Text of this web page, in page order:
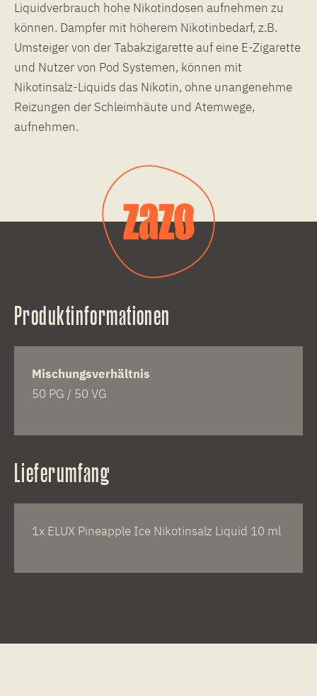
Liquidverbrauch hohe Nikotindosen aufnehmen zu
können. Dampfer mit höherem Nikotinbedarf, z.B.
Umsteiger von der Tabakzigarette auf eine E-Zigarette
und Nutzer von Pod Systemen, können mit
Nikotinsalz-Liquids das Nikotin, ohne unangenehme
Reizungen der Schleimhäute und Atemwege,
aufnehmen.
Produktinformationen
Mischungsverhältnis
50 PG / 50 VG
Lieferumfang
1x ELUX Pineapple Ice Nikotinsalz Liquid 10 ml